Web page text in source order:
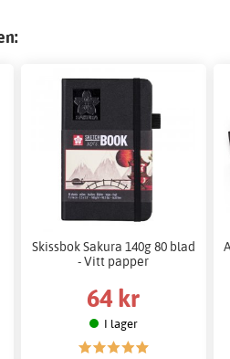
Skissbok Sakura 140g 80 blad
- Vitt papper
64 kr
I lager